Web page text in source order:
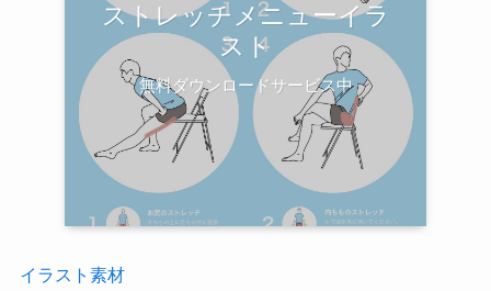
ストレッチメニューイラ
スト
無料ダウンロードサービス中
イラスト素材